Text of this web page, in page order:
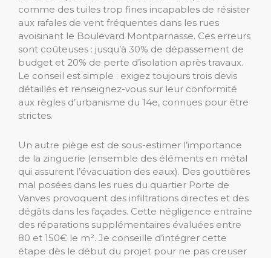
comme des tuiles trop fines incapables de résister
aux rafales de vent fréquentes dans les rues
avoisinant le Boulevard Montparnasse. Ces erreurs
sont coûteuses : jusqu’à 30% de dépassement de
budget et 20% de perte d’isolation après travaux.
Le conseil est simple : exigez toujours trois devis
détaillés et renseignez-vous sur leur conformité
aux règles d’urbanisme du 14e, connues pour être
strictes.
Un autre piège est de sous-estimer l’importance
de la zinguerie (ensemble des éléments en métal
qui assurent l’évacuation des eaux). Des gouttières
mal posées dans les rues du quartier Porte de
Vanves provoquent des infiltrations directes et des
dégâts dans les façades. Cette négligence entraîne
des réparations supplémentaires évaluées entre
80 et 150€ le m². Je conseille d’intégrer cette
étape dès le début du projet pour ne pas creuser